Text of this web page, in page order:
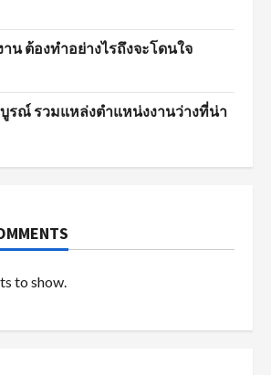
น ต้องทำอย่างไรถึงจะโดนใจ
รณ์ รวมแหล่งตำแหน่งงานว่างที่น่า
to show.